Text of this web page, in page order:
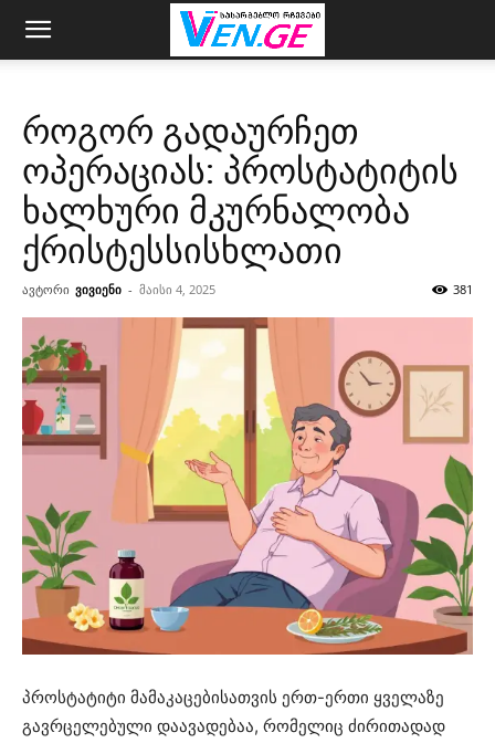
როგორ გადაურჩეთ
ოპერაციას: პროსტატიტის
ხალხური მკურნალობა
ქრისტესსისხლათი
ავტორი ვივიენი - მაისი 4, 2025 381
პროსტატიტი მამაკაცებისათვის ერთ-ერთი ყველაზე
გავრცელებული დაავადებაა, რომელიც ძირითადად